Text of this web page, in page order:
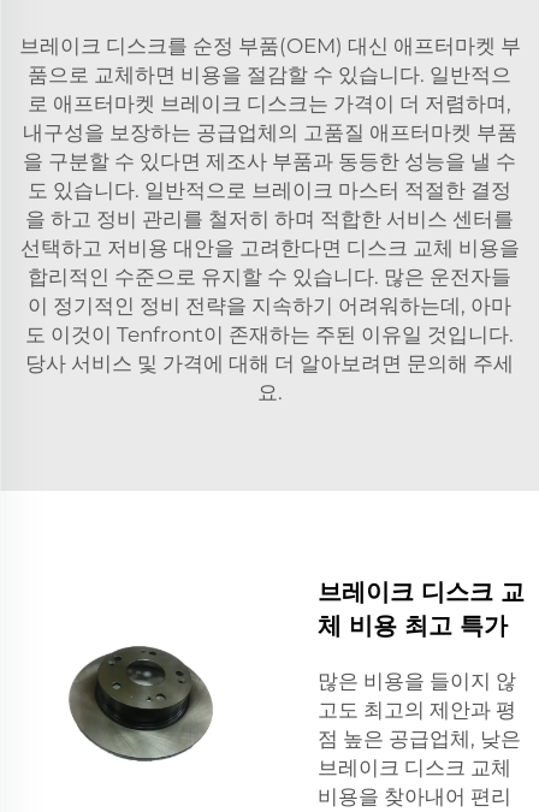
브레이크 디스크를 순정 부품(OEM) 대신 애프터마켓 부
품으로 교체하면 비용을 절감할 수 있습니다. 일반적으
로 애프터마켓 브레이크 디스크는 가격이 더 저렴하며,
내구성을 보장하는 공급업체의 고품질 애프터마켓 부품
을 구분할 수 있다면 제조사 부품과 동등한 성능을 낼 수
도 있습니다. 일반적으로 브레이크 마스터 적절한 결정
을 하고 정비 관리를 철저히 하며 적합한 서비스 센터를
선택하고 저비용 대안을 고려한다면 디스크 교체 비용을
합리적인 수준으로 유지할 수 있습니다. 많은 운전자들
이 정기적인 정비 전략을 지속하기 어려워하는데, 아마
도 이것이 Tenfront이 존재하는 주된 이유일 것입니다.
당사 서비스 및 가격에 대해 더 알아보려면 문의해 주세
요.
브레이크 디스크 교
체 비용 최고 특가
많은 비용을 들이지 않
고도 최고의 제안과 평
점 높은 공급업체, 낮은
브레이크 디스크 교체
비용을 찾아내어 편리